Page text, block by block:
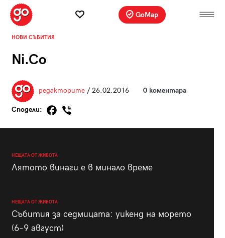
GoMap
НОВИ СЪБИТИЯ
Ni.Co
редакторите/ 26.02.2016 0 коментара
Сподели:
НЕЩАТА ОТ ЖИВОТА
Лятото винаги е в минало време
НЕЩАТА ОТ ЖИВОТА
Събития за седмицата: уикенд на морето
(6–9 август)